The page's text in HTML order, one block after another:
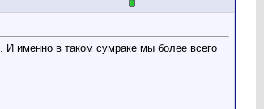
И именно в таком сумраке мы более всего